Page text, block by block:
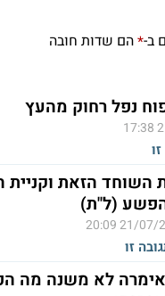
ב-*הם שדות חובה
נפל רחוק מהעץ
הזאת וקניית
הפשע (ל"ת)
21/07/
זו
לא משנה מה